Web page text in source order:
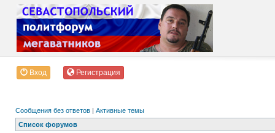
Вход Регистрация
Сообщения без ответов | Активные темы
Список форумов